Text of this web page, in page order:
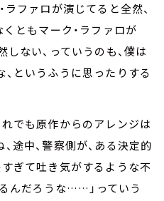
ラファロが演じてると全然、
くともマーク・ラファロが
しない、っていうのも、僕は
というふうに思ったりする
でも原作からのアレンジは
途中、警察側が、ある決定的
ぎて吐き気がするような不
るんだろうな……」っていう